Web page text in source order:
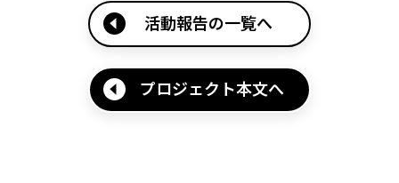
活動報告の一覧へ
プロジェクト本文へ